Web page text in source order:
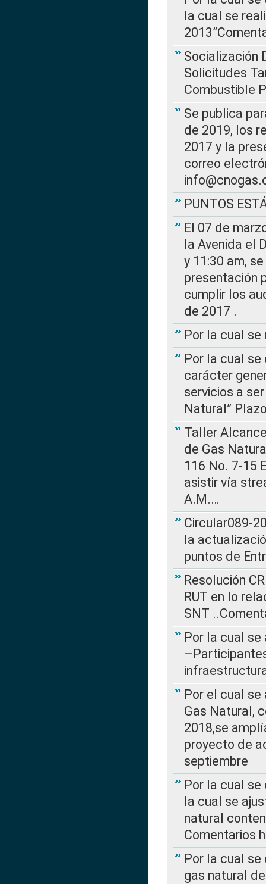
la cual se
Socialización
Solicitudes
Combustible
Se publica
de 2019, los
2017 y la
correo
PUNTOS
El 07 de
la Avenida el
y 11:30 am,
presentación
cumplir los
de 2017 .
Por la cual se
Por la cual
carácter
servicios a
Natural”
Taller
de Gas
116 No. 7-15
asistir vía
A.M.…
Circular089-
la
puntos de
Resolución
RUT en lo
SNT
Por la cual se
Por el cual
Gas Natural,
2018,se
proyecto de
septiembre
Por la cual se
la cual se
natural
Comentarios
Por la cual
gas natural